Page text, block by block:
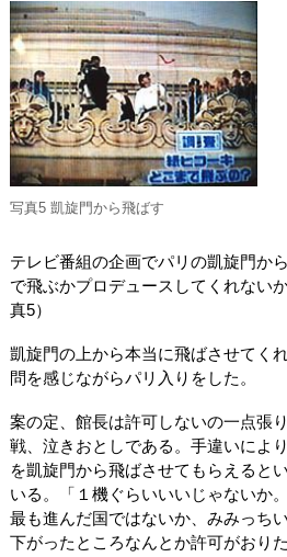
写真5 凱旋門から飛ばす
テレビ番組の企画でパリの凱旋門か
で飛ぶかプロデュースしてくれない
真5）
凱旋門の上から本当に飛ばさせてく
問を感じながらパリ入りをした。
案の定、館長は許可しないの一点張
戦、泣きおとしである。手違いによ
を凱旋門から飛ばさせてもらえると
いる。「１機ぐらいいいじゃないか
最も進んだ国ではないか、みみっち
下がったところなんとか許可がおりた